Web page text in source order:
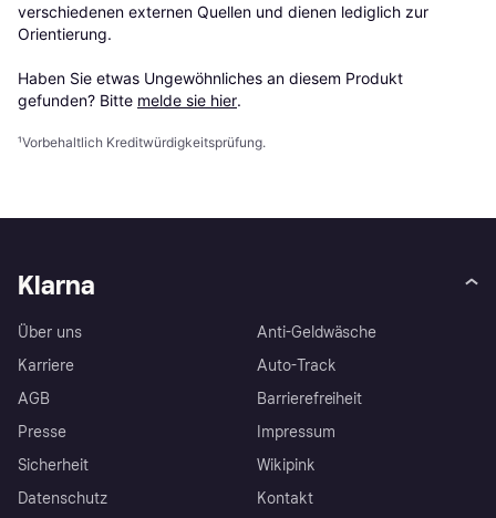
verschiedenen externen Quellen und dienen lediglich zur
Orientierung.
Haben Sie etwas Ungewöhnliches an diesem Produkt
gefunden? Bitte melde sie hier.
¹Vorbehaltlich Kreditwürdigkeitsprüfung.
Klarna
Über uns
Karriere
AGB
Presse
Sicherheit
Datenschutz
Anti-Geldwäsche
Auto-Track
Barrierefreiheit
Impressum
Wikipink
Kontakt